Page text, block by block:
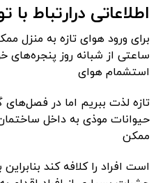
اطلاعاتی درارتباط
برای ورود هوای تازه به منزل
ساعتی از شبانه روز پنجره‌های
استشمام هوای
تازه لذت ببریم اما در
حیوانات موذی به داخل
ممکن
است افراد را کلافه کند